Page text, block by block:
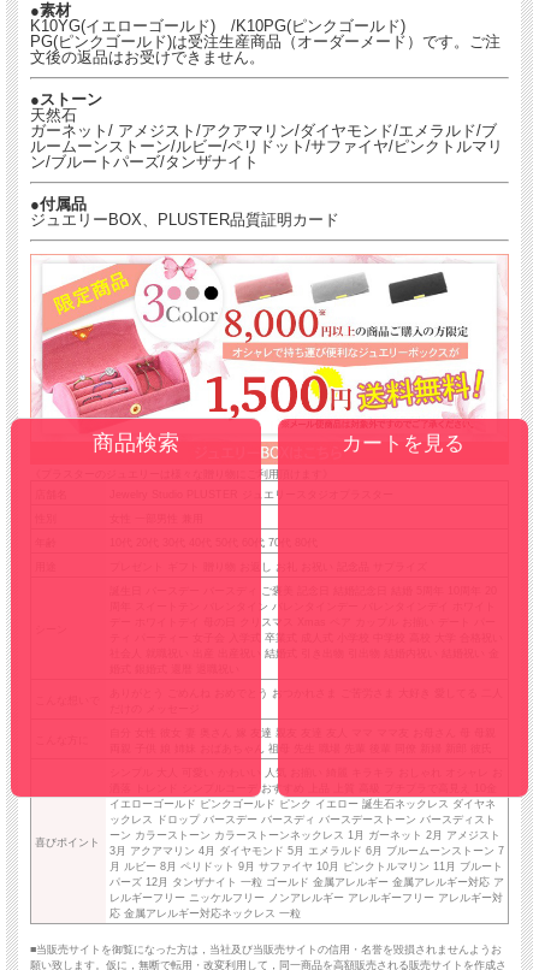
●素材
K10YG(イエローゴールド) /K10PG(ピンクゴールド)
PG(ピンクゴールド)は受注生産商品（オーダーメード）です。ご注
文後の返品はお受けできません。
●ストーン
天然石
ガーネット/ アメジスト/アクアマリン/ダイヤモンド/エメラルド/ブ
ルームーンストーン/ルビー/ペリドット/サファイヤ/ピンクトルマリ
ン/ブルートパーズ/タンザナイト
●付属品
ジュエリーBOX、PLUSTER品質証明カード
《プラスターのジュエリーは様々な贈り物にご利用頂けます》
Jewelry Studio PLUSTER ジュエリースタジオプラスター
10代 20代 30代 40代 50代 60代 70代 80代
プレゼント ギフト 贈り物 お返し お礼 お祝い 記念品 サプライズ
誕生日 バースデー バースディ ご褒美 記念日 結婚記念日 結婚 5周年 10周年 20
周年 スイートテン バレンタイン バレンタインデー バレンタインデイ ホワイト
デー ホワイトデイ 母の日 クリスマス Xmas ペア カップル お揃い デート パー
ティ パーティー 女子会 入学式 卒業式 成人式 小学校 中学校 高校 大学 合格祝い
社会人 就職祝い 出産 出産祝い 結婚式 引き出物 引出物 結婚内祝い 結婚祝い 金
ありがとう ごめんね おめでとう おつかれさま ご苦労さま 大好き 愛してる 二人
自分 女性 彼女 妻 奥さん 嫁 友達 親友 友達 友人 ママ ママ友 お母さん 母 母親
両親 子供 娘 姉妹 おばあちゃん 祖母 先生 職場 先輩 後輩 同僚 新婦 新郎 彼氏
喜びポイント
シンプル 大人 可愛い かわいい 人気 お揃い 綺麗 キラキラ おしゃれ オシャレ お
洒落 トレンド シンプルコーデ おすすめ 上品 上質 高級 プチプラで高見え 10金
イエローゴールド ピンクゴールド ピンク イエロー 誕生石ネックレス ダイヤネ
ックレス ドロップ バースデー バースディ バースデーストーン バースディスト
ーン カラーストーン カラーストーンネックレス 1月 ガーネット 2月 アメジスト
3月 アクアマリン 4月 ダイヤモンド 5月 エメラルド 6月 ブルームーンストーン 7
月 ルビー 8月 ペリドット 9月 サファイヤ 10月 ピンクトルマリン 11月 ブルート
パーズ 12月 タンザナイト 一粒 ゴールド 金属アレルギー 金属アレルギー対応 ア
レルギーフリー ニッケルフリー ノンアレルギー アレルギーフリー アレルギー対
応 金属アレルギー対応ネックレス 一粒
■当販売サイトを御覧になった方は，当社及び当販売サイトの信用・名誉を毀損されませんようお
願い致します。仮に，無断で転用・改変利用して，同一商品を高額販売される販売サイトを作成さ
カートを見る